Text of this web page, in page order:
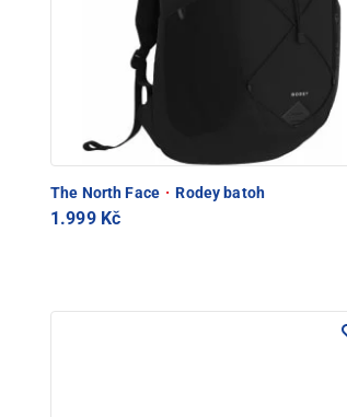
The North Face · Rodey batoh
1.999 Kč